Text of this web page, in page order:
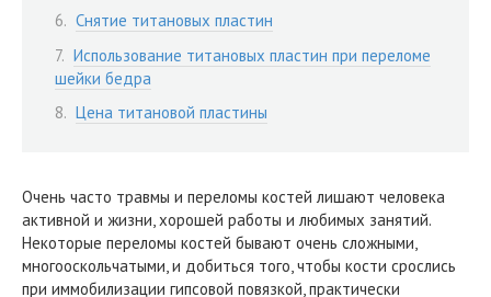
Снятие титановых пластин
Использование титановых пластин при переломе
шейки бедра
Цена титановой пластины
Очень часто травмы и переломы костей лишают человека
активной и жизни, хорошей работы и любимых занятий.
Некоторые переломы костей бывают очень сложными,
многооскольчатыми, и добиться того, чтобы кости срослись
при иммобилизации гипсовой повязкой, практически